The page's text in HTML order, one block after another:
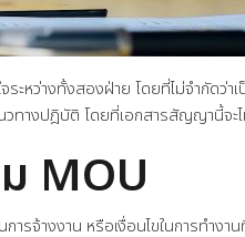
ว่างทั้งสองฝ่าย โดยที่ไม่จำกัดว่า
วทางปฎิบัติ โดยที่เอกสารสัญญานี้
MOU
รจ้างงาน หรือเงื่อนไขในการทำงา